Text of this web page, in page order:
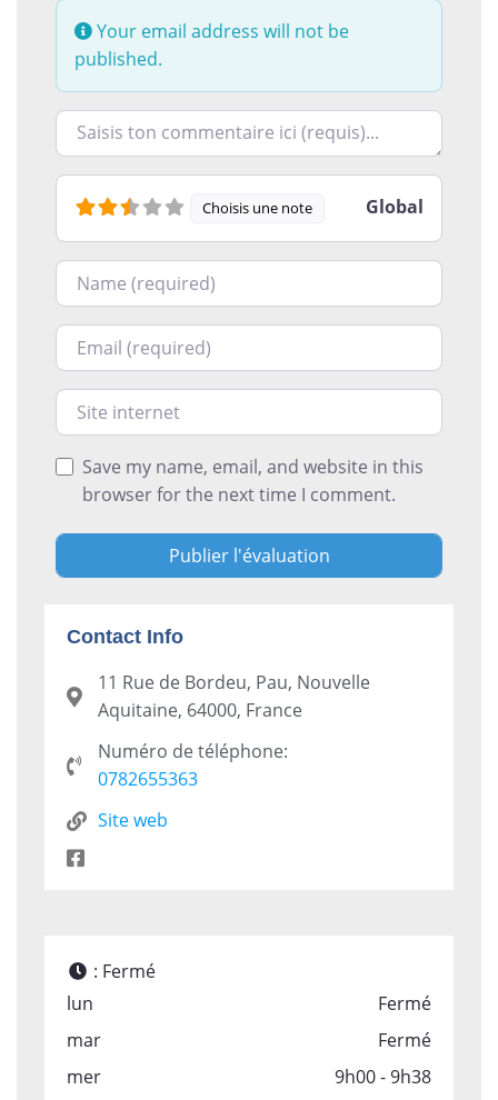
Your email address will not be
published.
Racontez-nous ce que vous avez le plus et le
Choisis une note Global
Nom
Courriel
Site internet
Save my name, email, and website in this
browser for the next time I comment.
Contact Info
11 Rue de Bordeu, Pau, Nouvelle
Aquitaine, 64000, France
Numéro de téléphone:
0782655363
Site web
: Fermé
lun
Fermé
mar
Fermé
mer
9h00 - 9h38